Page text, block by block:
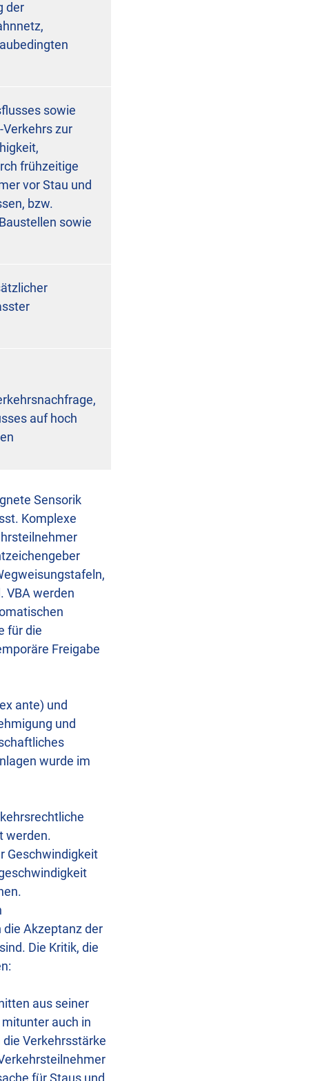
der
sowie
zur
frühzeitige
vor Stau und
bzw.
sowie
auf hoch
Sensorik
Komplexe
VBA werden
für die
Freigabe
ante) und
und
wurde im
werden.
Geschwindigkeit
Akzeptanz der
Die Kritik, die
aus seiner
auch in
Verkehrsstärke
für Staus und